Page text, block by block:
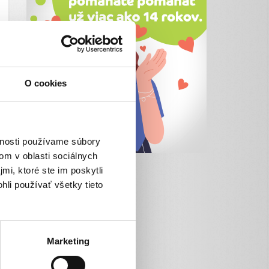
O cookies
používame súbory
v oblasti sociálnych
ktoré ste im poskytli
používať všetky tieto
Marketing